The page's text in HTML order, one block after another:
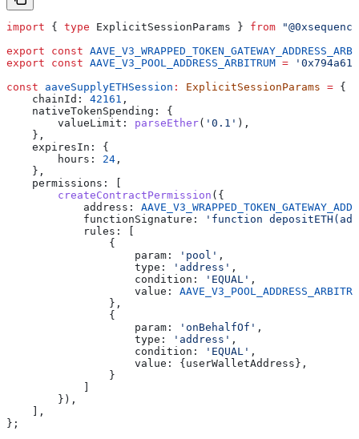
import { type ExplicitSessionParams } from
export const
export const AAVE_V3_POOL_ADDRESS_ARBITRUM =
const aaveSupplyETHSession : ExplicitSessionParams = {
    chainId:
42161 ,
    nativeTokenSpending:
{
        valueLimit:
parseEther( '0.1' ),
    },
    expiresIn:
{
        hours:
24 ,
    },
    permissions:
        createContractPermission
({
            address:
            functionSignature:
'function
            rules:
                {
                    param:
'pool' ,
                    type:
'address' ,
                    condition:
'EQUAL' ,
                    value:
                },
                {
                    param:
'onBehalfOf' ,
                    type:
'address' ,
                    condition:
'EQUAL' ,
                    value:
{ userWalletAddress },
                }
        }),
    ],
};